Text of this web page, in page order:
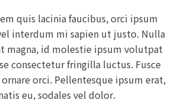
quis lacinia faucibus, orci ipsum
interdum mi sapien ut justo. Nulla
magna, id molestie ipsum volutpat
consectetur fringilla luctus. Fusce
orci. Pellentesque ipsum erat,
eu, sodales vel dolor.